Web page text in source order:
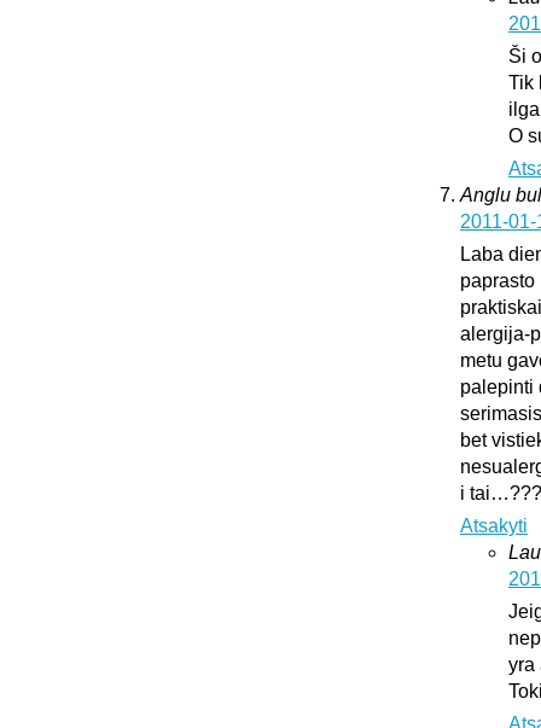
Ši
Tik
O
Anglu
2011-
Laba
paprasto
alergija-
metu
palepinti
bet
i tai…???
Atsakyti
yra